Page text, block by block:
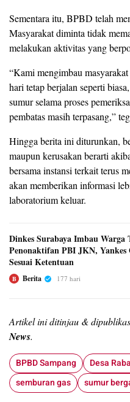
Sementara itu, BPBD telah
Masyarakat diminta tidak
melakukan aktivitas yang
“Kami mengimbau
hari tetap berjalan seperti
sumur selama proses
pembatas masih terpasang,”
Hingga berita ini diturunkan,
maupun kerusakan berarti
bersama instansi terkait terus
akan memberikan informasi
laboratorium keluar.
Dinkes Surabaya Imbau
Penonaktifan PBI JKN,
Sesuai Ketentuan
B Berita 177 hari
Artikel ini ditinjau &
News.
BPBD Sampang Desa
semburan gas
sumur